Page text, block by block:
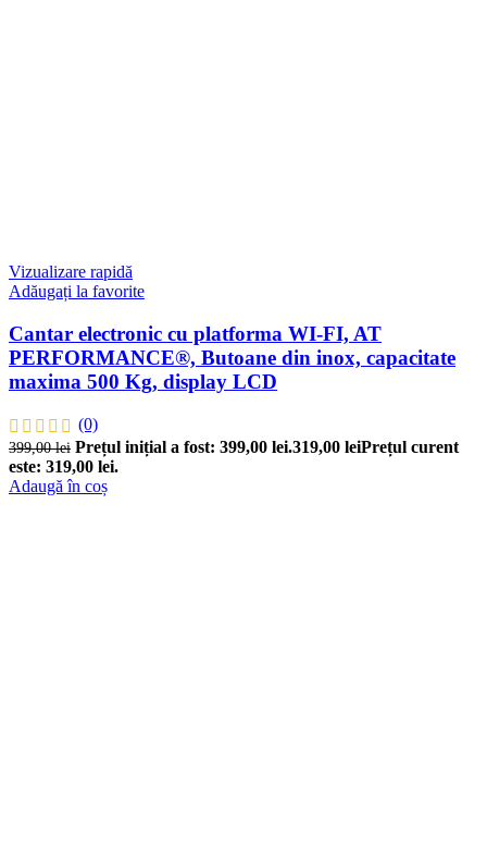
Vizualizare rapidă
Adăugați la favorite
Cantar electronic cu platforma WI-FI, AT
PERFORMANCE®, Butoane din inox, capacitate
maxima 500 Kg, display LCD
(0)
399,00lei Prețul inițial a fost: 399,00 lei.319,00 leiPrețul curent
este: 319,00 lei.
Adaugă în coș